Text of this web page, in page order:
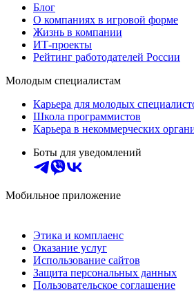
Блог
О компаниях в игровой форме
Жизнь в компании
ИТ-проекты
Рейтинг работодателей России
Молодым специалистам
Карьера для молодых
Школа программистов
Карьера в некоммерческих
Боты для уведомлений
Мобильное приложение
Этика и комплаенс
Оказание услуг
Использование сайтов
Защита персональных данных
Пользовательское соглашение